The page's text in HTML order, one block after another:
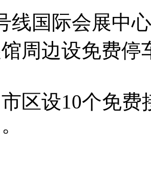
线国际会展中
馆周边设免费
区设10个免费